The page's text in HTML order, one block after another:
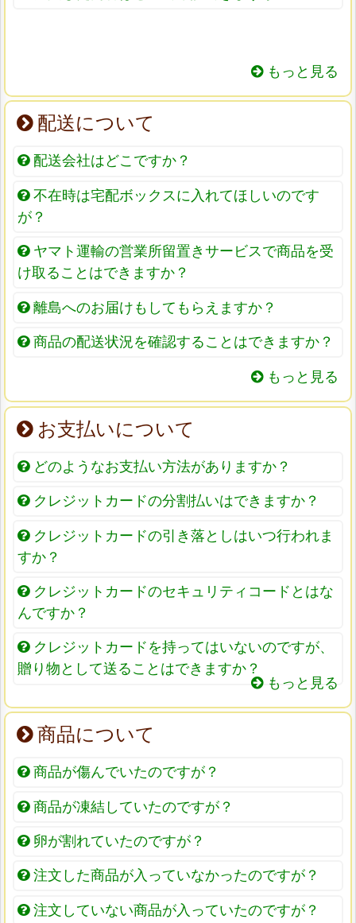
もっと見る
配送について
配送会社はどこですか？
不在時は宅配ボックスに入れてほしいのです
が？
ヤマト運輸の営業所留置きサービスで商品を受
け取ることはできますか？
離島へのお届けもしてもらえますか？
商品の配送状況を確認することはできますか？
もっと見る
お支払いについて
どのようなお支払い方法がありますか？
クレジットカードの分割払いはできますか？
クレジットカードの引き落としはいつ行われま
すか？
クレジットカードのセキュリティコードとはな
んですか？
クレジットカードを持ってはいないのですが、
贈り物として送ることはできますか？
もっと見る
商品について
商品が傷んでいたのですが？
商品が凍結していたのですが？
卵が割れていたのですが？
注文した商品が入っていなかったのですが？
注文していない商品が入っていたのですが？